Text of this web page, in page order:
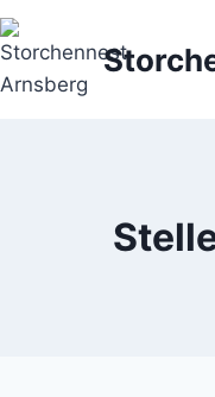
Zum
Inhalt
springen